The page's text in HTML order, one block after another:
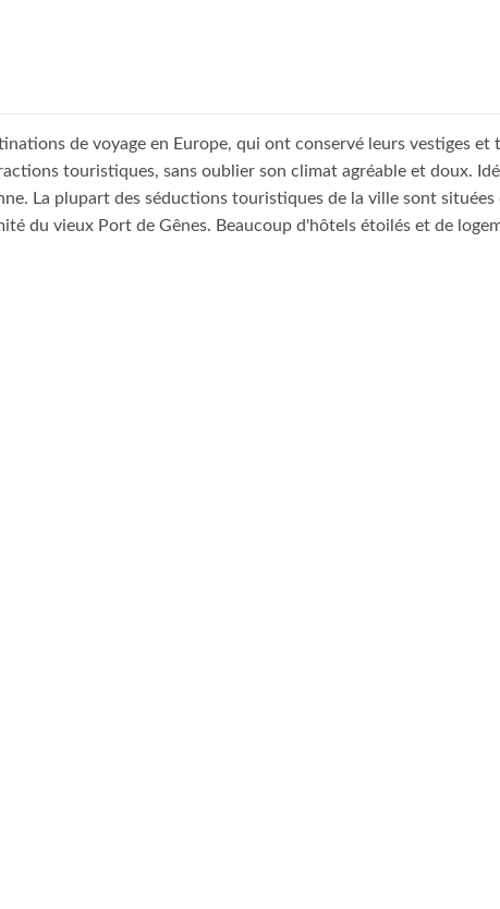
de voyage en Europe, qui ont conservé leurs vestiges
touristiques, sans oublier son climat agréable et doux.
La plupart des séductions touristiques de la ville sont situées
du vieux Port de Gênes. Beaucoup d'hôtels étoilés et de